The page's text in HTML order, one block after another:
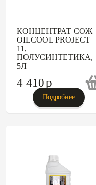
КОНЦЕНТРАТ СОЖ
OILCOOL PROJECT
11,
ПОЛУСИНТЕТИКА,
5Л
4 410p
Подробнее